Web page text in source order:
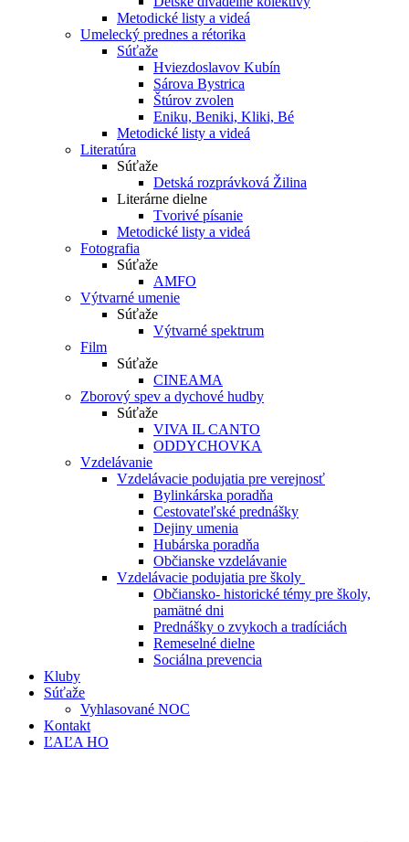
Metodické listy a videá
Umelecký prednes a rétorika
Súťaže
Hviezdoslavov Kubín
Sárova Bystrica
Štúrov zvolen
Eniku, Beniki, Kliki, Bé
Metodické listy a videá
Literatúra
Súťaže
Detská rozprávková Žilina
Literárne dielne
Tvorivé písanie
Metodické listy a videá
Fotografia
Súťaže
AMFO
Výtvarné umenie
Súťaže
Výtvarné spektrum
Film
Súťaže
CINEAMA
Zborový spev a dychové hudby
Súťaže
VIVA IL CANTO
ODDYCHOVKA
Vzdelávanie
Vzdelávacie podujatia pre verejnosť
Bylinkárska poradňa
Cestovateľské prednášky
Dejiny umenia
Hubárska poradňa
Občianske vzdelávanie
Vzdelávacie podujatia pre školy
Občiansko- historické témy pre školy,
pamätné dni
Prednášky o zvykoch a tradíciách
Remeselné dielne
Sociálna prevencia
Kluby
Súťaže
Vyhlasované NOC
Kontakt
ĽAĽA HO